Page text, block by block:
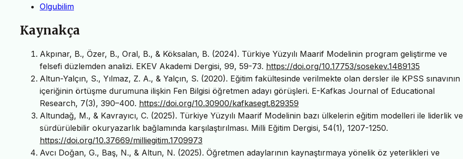
Olgubilim
Kaynakça
Akpınar, B., Özer, B., Oral, B., & Köksalan, B. (2024). Türkiye Yüzyılı Maarif Modelinin program geliştirme ve
felsefi düzlemden analizi. EKEV Akademi Dergisi, 99, 59-73. https://doi.org/10.17753/sosekev.1489135
Altun-Yalçın, S., Yılmaz, Z. A., & Yalçın, S. (2020). Eğitim fakültesinde verilmekte olan dersler ile KPSS sınavının
içeriğinin örtüşme durumuna ilişkin Fen Bilgisi öğretmen adayı görüşleri. E-Kafkas Journal of Educational
Research, 7(3), 390–400. https://doi.org/10.30900/kafkasegt.829359
Altundağ, M., & Kavrayıcı, C. (2025). Türkiye Yüzyılı Maarif Modelinin bazı ülkelerin eğitim modelleri ile liderlik ve
sürdürülebilir okuryazarlık bağlamında karşılaştırılması. Milli Eğitim Dergisi, 54(1), 1207-1250.
https://doi.org/10.37669/milliegitim.1709973
Avcı Doğan, G., Baş, N., & Altun, N. (2025). Öğretmen adaylarının kaynaştırmaya yönelik öz yeterlikleri ve